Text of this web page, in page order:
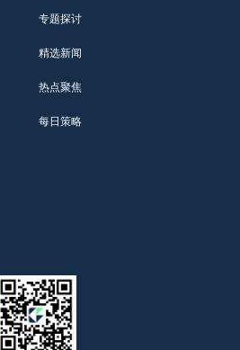
专题探讨
精选新闻
热点聚焦
每日策略